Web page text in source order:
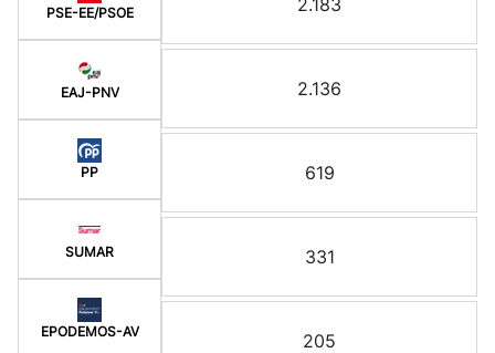
PSE-EE/PSOE
EAJ-PNV
PP
SUMAR
EPODEMOS-AV
2.183
2.136
619
331
205